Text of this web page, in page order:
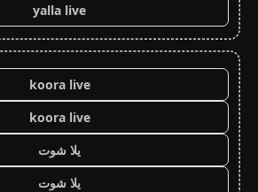
yalla live
koora live
koora live
يلا شوت
يلا شوت